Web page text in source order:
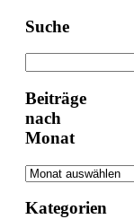
Suche
Beiträge
nach
Monat
Kategorien